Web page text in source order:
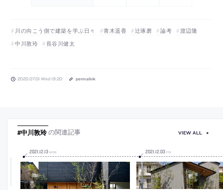
川の向こう側で建築を学ぶ日々 青木遥香 辻琢磨 論考
渡辺隆
中川敦玲
長谷川健太
2020.07.01 Wed 19:20 permalink
#中川敦玲の関連記事
2021 12.13 MON 2021 12.03 FRI
VIEW ALL